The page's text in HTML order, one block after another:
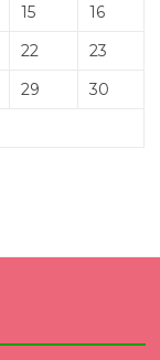
15
16
22
23
29
30